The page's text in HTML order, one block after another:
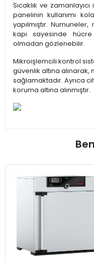
Sıcaklık ve
panelinin kullanımı
yapılmıştır.
kapı sayesinde
olmadan gözlenebilir.
Mikroişlemcili kontrol
güvenlik altına
sağlamaktadır. Ayrıca
koruma altına alınmıştır.